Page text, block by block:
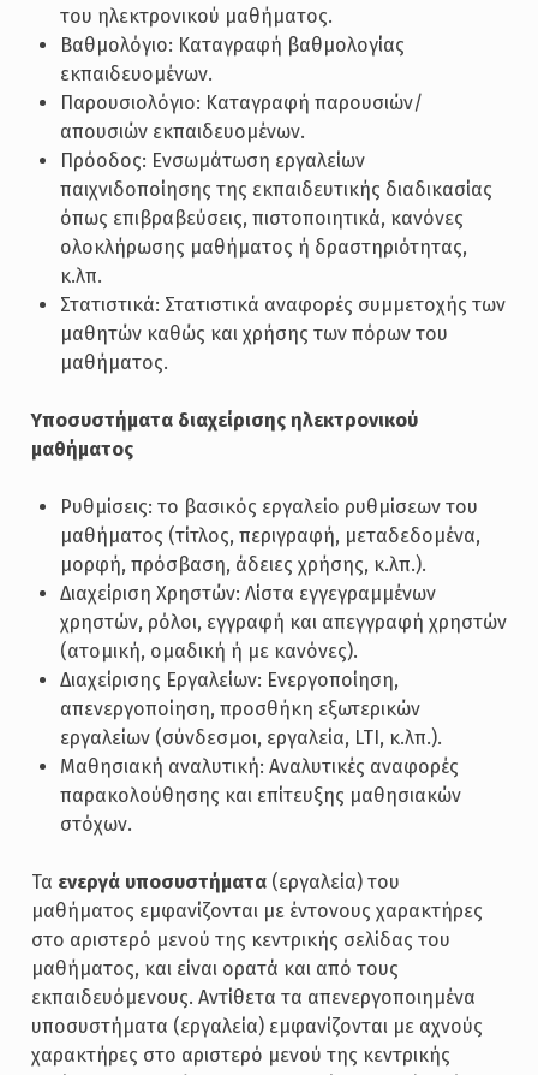
του ηλεκτρονικού μαθήματος.
Βαθμολόγιο: Καταγραφή βαθμολογίας
εκπαιδευομένων.
Παρουσιολόγιο: Καταγραφή παρουσιών/
απουσιών εκπαιδευομένων.
Πρόοδος: Ενσωμάτωση εργαλείων
παιχνιδοποίησης της εκπαιδευτικής διαδικασίας
όπως επιβραβεύσεις, πιστοποιητικά, κανόνες
ολοκλήρωσης μαθήματος ή δραστηριότητας,
κ.λπ.
Στατιστικά: Στατιστικά αναφορές συμμετοχής των
μαθητών καθώς και χρήσης των πόρων του
μαθήματος.
Υποσυστήματα διαχείρισης ηλεκτρονικού
μαθήματος
Ρυθμίσεις: το βασικός εργαλείο ρυθμίσεων του
μαθήματος (τίτλος, περιγραφή, μεταδεδομένα,
μορφή, πρόσβαση, άδειες χρήσης, κ.λπ.).
Διαχείριση Χρηστών: Λίστα εγγεγραμμένων
χρηστών, ρόλοι, εγγραφή και απεγγραφή χρηστών
(ατομική, ομαδική ή με κανόνες).
Διαχείρισης Εργαλείων: Ενεργοποίηση,
απενεργοποίηση, προσθήκη εξωτερικών
εργαλείων (σύνδεσμοι, εργαλεία, LTI, κ.λπ.).
Μαθησιακή αναλυτική: Αναλυτικές αναφορές
παρακολούθησης και επίτευξης μαθησιακών
στόχων.
Τα ενεργά υποσυστήματα(εργαλεία) του
μαθήματος εμφανίζονται με έντονους χαρακτήρες
στο αριστερό μενού της κεντρικής σελίδας του
μαθήματος, και είναι ορατά και από τους
εκπαιδευόμενους. Αντίθετα τα απενεργοποιημένα
υποσυστήματα (εργαλεία) εμφανίζονται με αχνούς
χαρακτήρες στο αριστερό μενού της κεντρικής